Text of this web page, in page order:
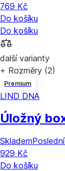
769 Kč
Do košíku
Do košíku
další varianty
+ Rozměry (2)
Premium
LIND DNA
Úložný
Skladem
929 Kč
Do košíku